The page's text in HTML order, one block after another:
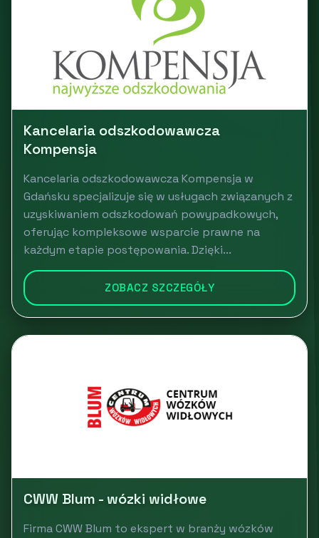
Kancelaria odszkodowawcza
Kompensja
Kancelaria odszkodowawcza Kompensja w
Gdańsku specjalizuje się w usługach związanych z
uzyskiwaniem odszkodowań powypadkowych,
oferując kompleksowe wsparcie prawne na
każdym etapie postępowania. Dzięki...
ZOBACZ SZCZEGÓŁY
CWW Blum - wózki widłowe
Firma CWW Blum to ekspert w branży wózków